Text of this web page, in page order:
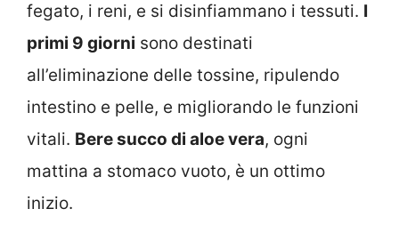
fegato, i reni, e si disinfiammano i tessuti. I
primi 9 giorni sono destinati
all’eliminazione delle tossine, ripulendo
intestino e pelle, e migliorando le funzioni
vitali. Bere succo di aloe vera, ogni
mattina a stomaco vuoto, è un ottimo
inizio.